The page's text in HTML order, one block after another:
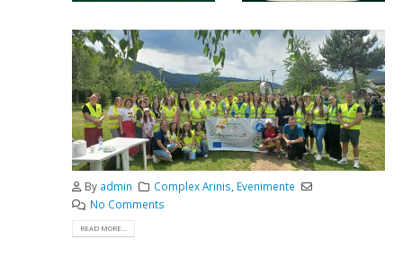
By admin Complex Arinis Evenimente
No Comments
READ MORE...